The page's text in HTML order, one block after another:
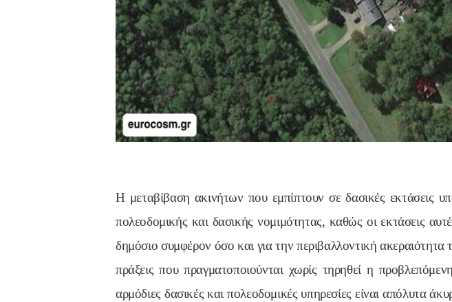
Η μεταβίβαση ακινήτων που εμπίπτουν σε δασικές εκτάσεις
πολεοδομικής και δασικής νομιμότητας, καθώς οι εκτάσεις
δημόσιο συμφέρον όσο και για την περιβαλλοντική
πράξεις που πραγματοποιούνται χωρίς τηρηθεί η
αρμόδιες δασικές και πολεοδομικές υπηρεσίες είναι απόλυτα